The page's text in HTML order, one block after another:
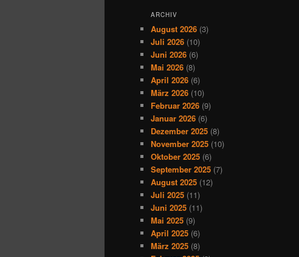
ARCHIV
August 2026 (3)
Juli 2026 (10)
Juni 2026 (6)
Mai 2026 (8)
April 2026 (6)
März 2026 (10)
Februar 2026 (9)
Januar 2026 (6)
Dezember 2025 (8)
November 2025 (10)
Oktober 2025 (6)
September 2025 (7)
August 2025 (12)
Juli 2025 (11)
Juni 2025 (11)
Mai 2025 (9)
April 2025 (6)
März 2025 (8)